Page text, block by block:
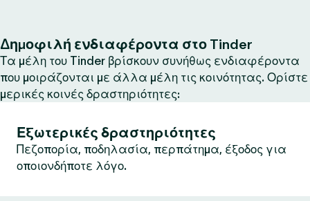
Δημοφιλή ενδιαφέροντα στο Tinder
Τα μέλη του Tinder βρίσκουν συνήθως ενδιαφέροντα
που μοιράζονται με άλλα μέλη τις κοινότητας. Ορίστε
μερικές κοινές δραστηριότητες:
Εξωτερικές δραστηριότητες
Πεζοπορία, ποδηλασία, περπάτημα, έξοδος για
οποιονδήποτε λόγο.